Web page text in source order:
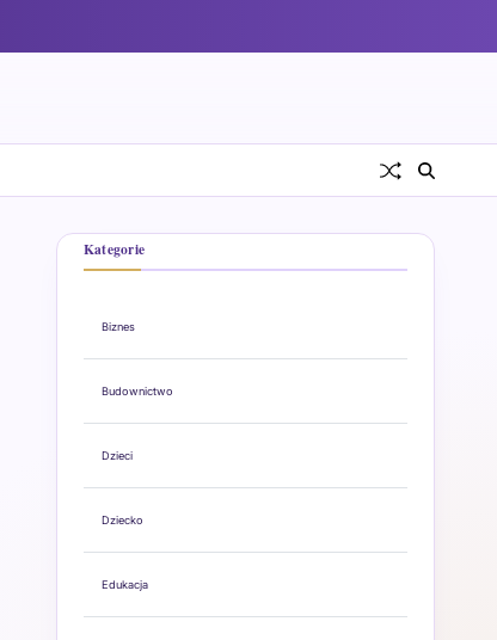
Kategorie
Biznes
Budownictwo
Dzieci
Dziecko
Edukacja